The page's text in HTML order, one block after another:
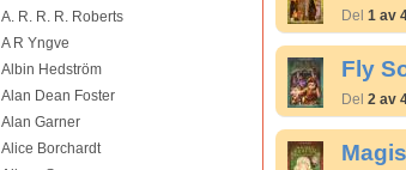
A. R. R. R. Roberts
A R Yngve
Albin Hedström
Alan Dean Foster
Alan Garner
Alice Borchardt
Del 1 av
Fly
Del 2 av